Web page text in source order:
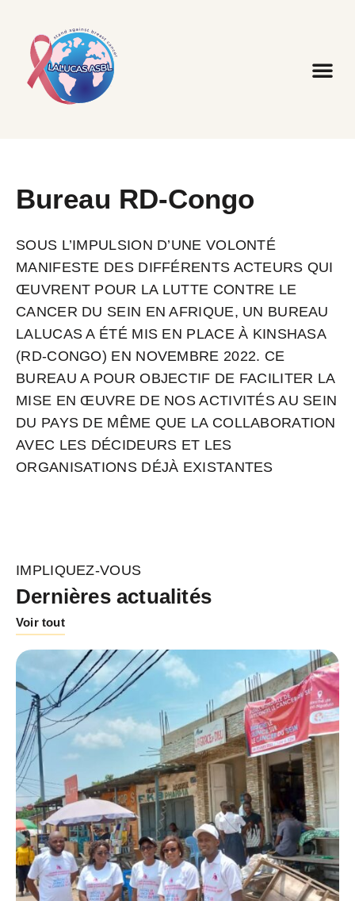
Bureau RD-Congo
SOUS L’IMPULSION D’UNE VOLONTÉ
MANIFESTE DES DIFFÉRENTS ACTEURS QUI
ŒUVRENT POUR LA LUTTE CONTRE LE
CANCER DU SEIN EN AFRIQUE, UN BUREAU
LALUCAS A ÉTÉ MIS EN PLACE À KINSHASA
(RD-CONGO) EN NOVEMBRE 2022. CE
BUREAU A POUR OBJECTIF DE FACILITER LA
MISE EN ŒUVRE DE NOS ACTIVITÉS AU SEIN
DU PAYS DE MÊME QUE LA COLLABORATION
AVEC LES DÉCIDEURS ET LES
ORGANISATIONS DÉJÀ EXISTANTES
IMPLIQUEZ-VOUS
Dernières actualités
Voir tout